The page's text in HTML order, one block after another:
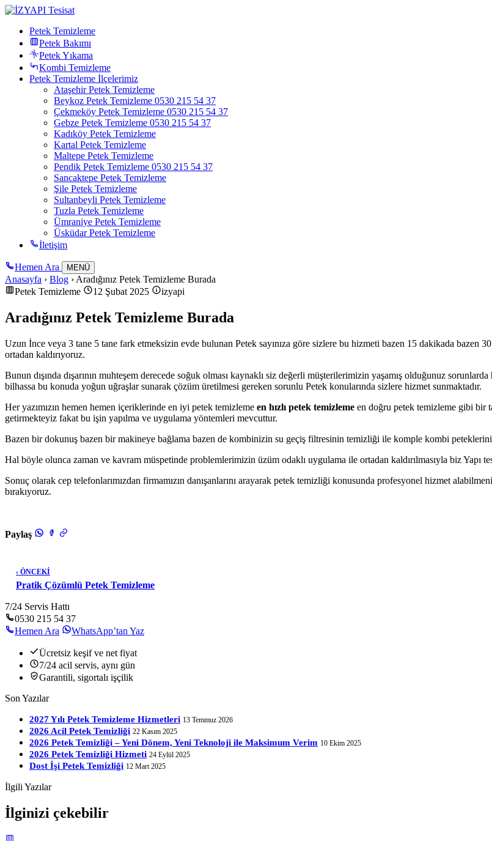
Petek Temizleme
Petek Bakımı
Petek Yıkama
Kombi Temizleme
Petek Temizleme İlçelerimiz
Ataşehir Petek Temizleme
Beykoz Petek Temizleme 0530 215 54 37
Çekmeköy Petek Temizleme 0530 215 54 37
Gebze Petek Temizleme 0530 215 54 37
Kadıköy Petek Temizleme
Kartal Petek Temizleme
Maltepe Petek Temizleme
Pendik Petek Temizleme 0530 215 54 37
Sancaktepe Petek Temizleme
Şile Petek Temizleme
Sultanbeyli Petek Temizleme
Tuzla Petek Temizleme
Ümraniye Petek Temizleme
Üsküdar Petek Temizleme
İletişim
Hemen Ara MENÜ
Anasayfa › Blog › Aradığınız Petek Temizleme Burada
Petek Temizleme
12 Şubat 2025 izyapi
Aradığınız Petek Temizleme Burada
Uzun İnce veya 3 tane 5 tane fark etmeksizin evde bulunan Petek sayınıza göre sizlere bu hizmeti bazen 15 dakikada bazen
ortadan kaldırıyoruz.
Bunun dışında dışarının muhteşem derecede soğuk olması kaynaklı siz değerli müşterilerimizin yaşamış olduğunuz
bilhassa bu konuda yoğun uğraşlar sunarak çözüm üretilmesi gereken sorunlu Petek konularında sizlere hizmet sunmaktadır.
Her yazımızın hemen hemen içeriklerinde en iyi petek temizleme en hızlı petek temizleme en doğru petek temizleme gibi bir
getirmekteyiz fakat bu işin yapılma ve uygulama yöntemleri mevcuttur.
Bazen bir dokunuş bazen bir makineye bağlama bazen de kombinizin su geçiş filtresinin temizliği ile komple kombi
Hal böyle olunca zaman ve kavram müspetinde problemlerimizin üzüm odaklı uygulama ile ortadan kaldırılmasıyla biz Yapı
Sonuç olarak cep telefonlarımızdan firmamızın danışanlarını arayarak petek temizliği konusunda profesyonel hizmet
bırakıyoruz.
Paylaş
‹ ÖNCEKİ
Pratik Çözümlü Petek Temizleme
7/24 Servis Hattı
0530 215 54 37
Hemen Ara
WhatsApp’tan Yaz
Ücretsiz keşif ve net fiyat
7/24 acil servis, aynı gün
Garantili, sigortalı işçilik
Son Yazılar
2027 Yılı Petek Temizleme Hizmetleri 13 Temmuz 2026
2026 Acil Petek Temizliği 22 Kasım 2025
2026 Petek Temizliği – Yeni Dönem, Yeni Teknoloji ile Maksimum Verim 10 Ekim 2025
2026 Petek Temizliği Hizmeti 24 Eylül 2025
Dost İşi Petek Temizliği 12 Mart 2025
İlgili Yazılar
İlginizi çekebilir